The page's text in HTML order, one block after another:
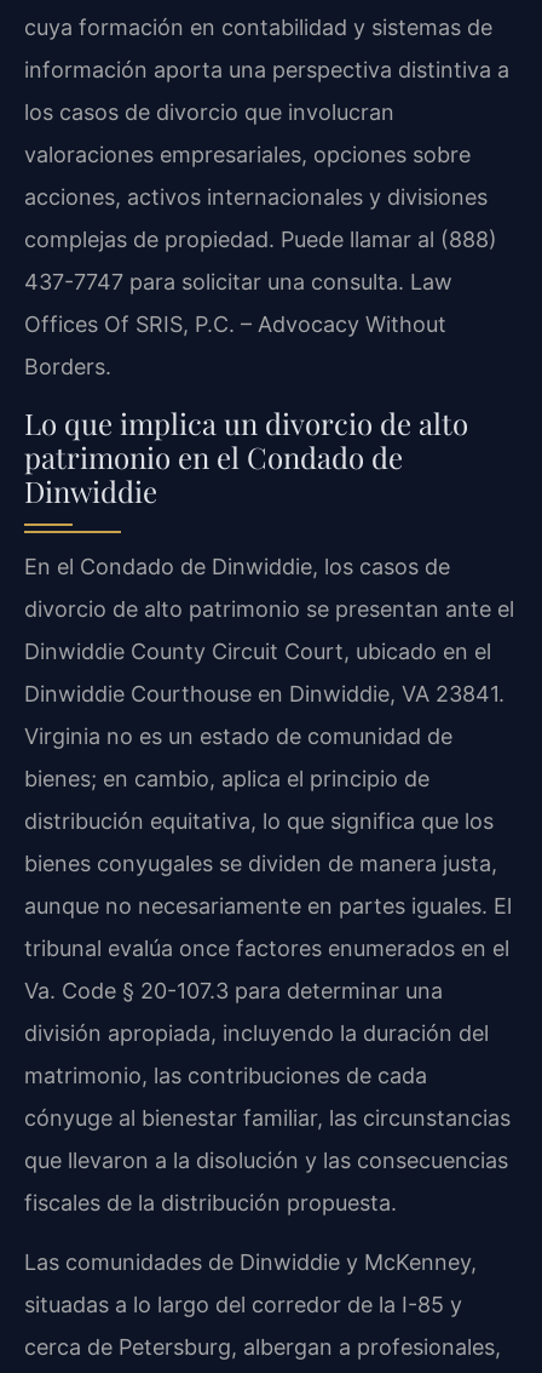
cuya formación en contabilidad y sistemas de
información aporta una perspectiva distintiva a
los casos de divorcio que involucran
valoraciones empresariales, opciones sobre
acciones, activos internacionales y divisiones
complejas de propiedad. Puede llamar al (888)
437-7747 para solicitar una consulta. Law
Offices Of SRIS, P.C. – Advocacy Without
Borders.
Lo que implica un divorcio de alto
patrimonio en el Condado de
Dinwiddie
En el Condado de Dinwiddie, los casos de
divorcio de alto patrimonio se presentan ante el
Dinwiddie County Circuit Court, ubicado en el
Dinwiddie Courthouse en Dinwiddie, VA 23841.
Virginia no es un estado de comunidad de
bienes; en cambio, aplica el principio de
distribución equitativa, lo que significa que los
bienes conyugales se dividen de manera justa,
aunque no necesariamente en partes iguales. El
tribunal evalúa once factores enumerados en el
Va. Code § 20-107.3 para determinar una
división apropiada, incluyendo la duración del
matrimonio, las contribuciones de cada
cónyuge al bienestar familiar, las circunstancias
que llevaron a la disolución y las consecuencias
fiscales de la distribución propuesta.
Las comunidades de Dinwiddie y McKenney,
situadas a lo largo del corredor de la I-85 y
cerca de Petersburg, albergan a profesionales,